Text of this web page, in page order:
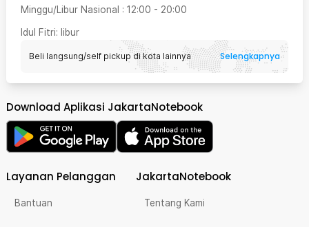
Minggu/Libur Nasional : 12:00 - 20:00
Idul Fitri: libur
Beli langsung/self pickup di kota lainnya Selengkapnya
Download Aplikasi JakartaNotebook
Layanan Pelanggan
Bantuan
JakartaNotebook
Tentang Kami